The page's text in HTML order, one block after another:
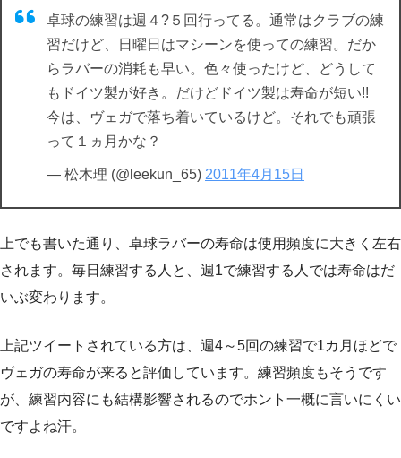
卓球の練習は週４?５回行ってる。通常はクラブの練
習だけど、日曜日はマシーンを使っての練習。だか
らラバーの消耗も早い。色々使ったけど、どうして
もドイツ製が好き。だけどドイツ製は寿命が短い!!
今は、ヴェガで落ち着いているけど。それでも頑張
って１ヵ月かな？
— 松木理 (@leekun_65) 2011年4月15日
上でも書いた通り、卓球ラバーの寿命は使用頻度に大きく左右
されます。毎日練習する人と、週1で練習する人では寿命はだ
いぶ変わります。
上記ツイートされている方は、週4～5回の練習で1カ月ほどで
ヴェガの寿命が来ると評価しています。練習頻度もそうです
が、練習内容にも結構影響されるのでホント一概に言いにくい
ですよね汗。